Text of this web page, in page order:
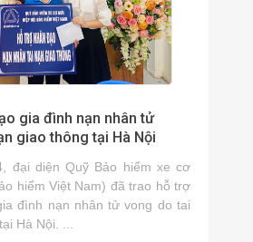
gia đình nạn nhân tử
giao thông tại Hà Nội
đại diện Quỹ Bảo hiểm xe cơ
hiểm Việt Nam) đã trao hỗ trợ
đình nạn nhân tử vong do tai
Hà Nội. ...